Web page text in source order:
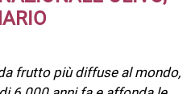
frutto più diffuse al mondo,